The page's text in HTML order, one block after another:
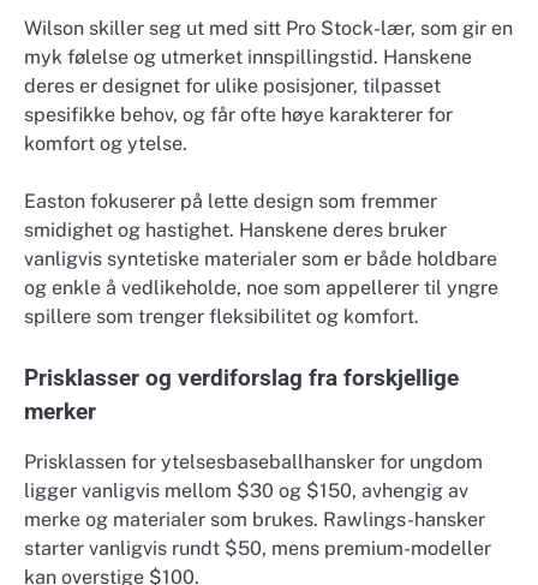
Wilson skiller seg ut med sitt Pro Stock-lær, som gir en
myk følelse og utmerket innspillingstid. Hanskene
deres er designet for ulike posisjoner, tilpasset
spesifikke behov, og får ofte høye karakterer for
komfort og ytelse.
Easton fokuserer på lette design som fremmer
smidighet og hastighet. Hanskene deres bruker
vanligvis syntetiske materialer som er både holdbare
og enkle å vedlikeholde, noe som appellerer til yngre
spillere som trenger fleksibilitet og komfort.
Prisklasser og verdiforslag fra forskjellige
merker
Prisklassen for ytelsesbaseballhansker for ungdom
ligger vanligvis mellom $30 og $150, avhengig av
merke og materialer som brukes. Rawlings-hansker
starter vanligvis rundt $50, mens premium-modeller
kan overstige $100.